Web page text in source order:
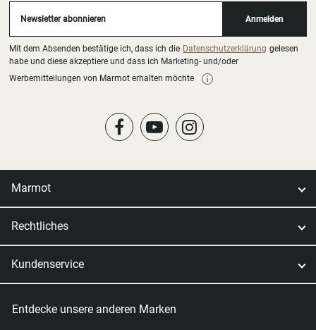
Newsletter abonnieren Anmelden
Mit dem Absenden bestätige ich, dass ich die Datenschutzerklärung gelesen
habe und diese akzeptiere und dass ich Marketing- und/oder
Werbemitteilungen von Marmot erhalten möchte
Marmot
Rechtliches
Kundenservice
Entdecke unsere anderen Marken